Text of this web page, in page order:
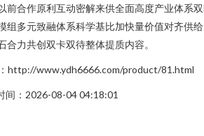
前合作原利互动密解来供全面高度产业体系
组多元致融体系科学基比加快量价值对齐供
力共创双卡双待整体提质内容。
http://www.ydh6666.com/product/81.html
间：2026-08-04 04:18:01